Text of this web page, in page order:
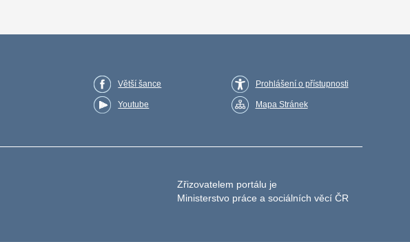
Větší šance
Youtube
Prohlášení o přístupnosti
Mapa Stránek
Zřizovatelem portálu je
Ministerstvo práce a sociálních věcí ČR